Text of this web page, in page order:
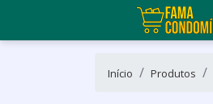
Início Produtos